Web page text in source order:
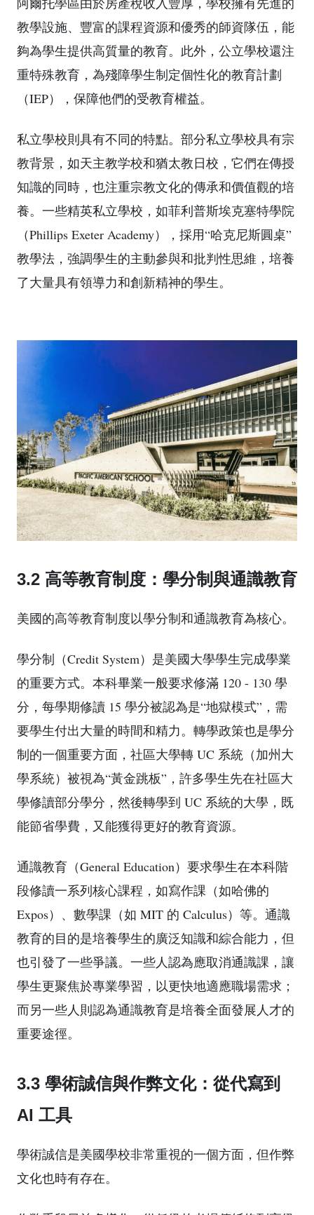
教學設施、豐富的課程資源和優秀的師資隊伍，能
夠為學生提供高質量的教育。此外，公立學校還注
重特殊教育，為殘障學生制定個性化的教育計劃
（IEP），保障他們的受教育權益。
私立學校則具有不同的特點。部分私立學校具有宗
教背景，如天主教学校和猶太教日校，它們在傳授
知識的同時，也注重宗教文化的傳承和價值觀的培
養。一些精英私立學校，如菲利普斯埃克塞特學院
（Phillips Exeter Academy），採用“哈克尼斯圓桌”
教學法，強調學生的主動參與和批判性思維，培養
了大量具有領導力和創新精神的學生。
3.2 高等教育制度：學分制與通識教育
美國的高等教育制度以學分制和通識教育為核心。
學分制（Credit System）是美國大學學生完成學業
的重要方式。本科畢業一般要求修滿 120 - 130 學
分，每學期修讀 15 學分被認為是“地獄模式”，需
要學生付出大量的時間和精力。轉學政策也是學分
制的一個重要方面，社區大學轉 UC 系統（加州大
學系統）被視為“黃金跳板”，許多學生先在社區大
學修讀部分學分，然後轉學到 UC 系統的大學，既
能節省學費，又能獲得更好的教育資源。
通識教育（General Education）要求學生在本科階
段修讀一系列核心課程，如寫作課（如哈佛的
Expos）、數學課（如 MIT 的 Calculus）等。通識
教育的目的是培養學生的廣泛知識和綜合能力，但
也引發了一些爭議。一些人認為應取消通識課，讓
學生更聚焦於專業學習，以更快地適應職場需求；
而另一些人則認為通識教育是培養全面發展人才的
重要途徑。
3.3 學術誠信與作弊文化：從代寫到
AI 工具
學術誠信是美國學校非常重視的一個方面，但作弊
文化也時有存在。